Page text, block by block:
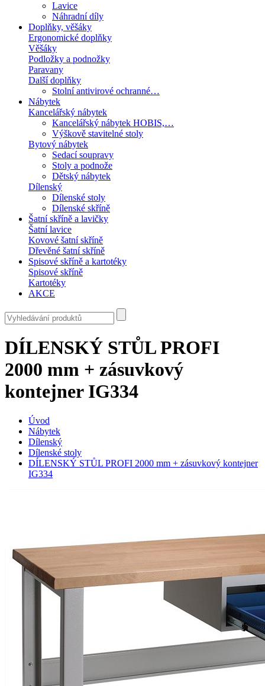
Lavice
Náhradní díly
Doplňky, věšáky
Ergonomické doplňky
Věšáky
Podložky a podnožky
Paravany
Další doplňky
Stolní antivirové ochranné…
Nábytek
Kancelářský nábytek
Kancelářský nábytek HOBIS,…
Výškově stavitelné stoly
Bytový nábytek
Sedací soupravy
Stoly a podnože
Dětský nábytek
Dílenský
Dílenské stoly
Dílenské skříně
Šatní skříně a lavičky
Šatní lavice
Kovové šatní skříně
Dřevěné šatní skříně
Spisové skříně a kartotéky
Spisové skříně
Kartotéky
AKCE
DÍLENSKÝ STŮL PROFI
2000 mm + zásuvkový
kontejner IG334
Úvod
Nábytek
Dílenský
Dílenské stoly
DÍLENSKÝ STŮL PROFI 2000 mm + zásuvkový kontejner
IG334